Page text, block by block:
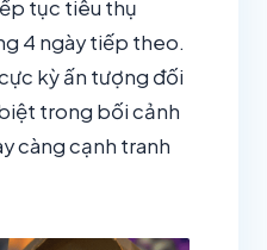
tục tiêu thụ
4 ngày tiếp theo.
kỳ ấn tượng đối
trong bối cảnh
càng cạnh tranh